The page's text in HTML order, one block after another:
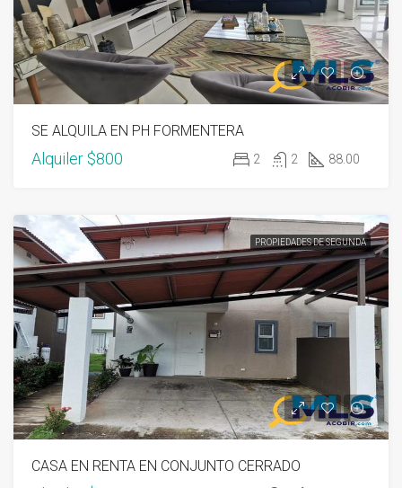
SE ALQUILA EN PH FORMENTERA
Alquiler $800 2 2 88.00
PROPIEDADES DE SEGUNDA
CASA EN RENTA EN CONJUNTO CERRADO